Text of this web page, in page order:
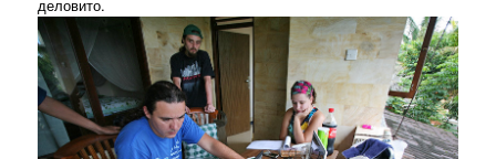
деловито.